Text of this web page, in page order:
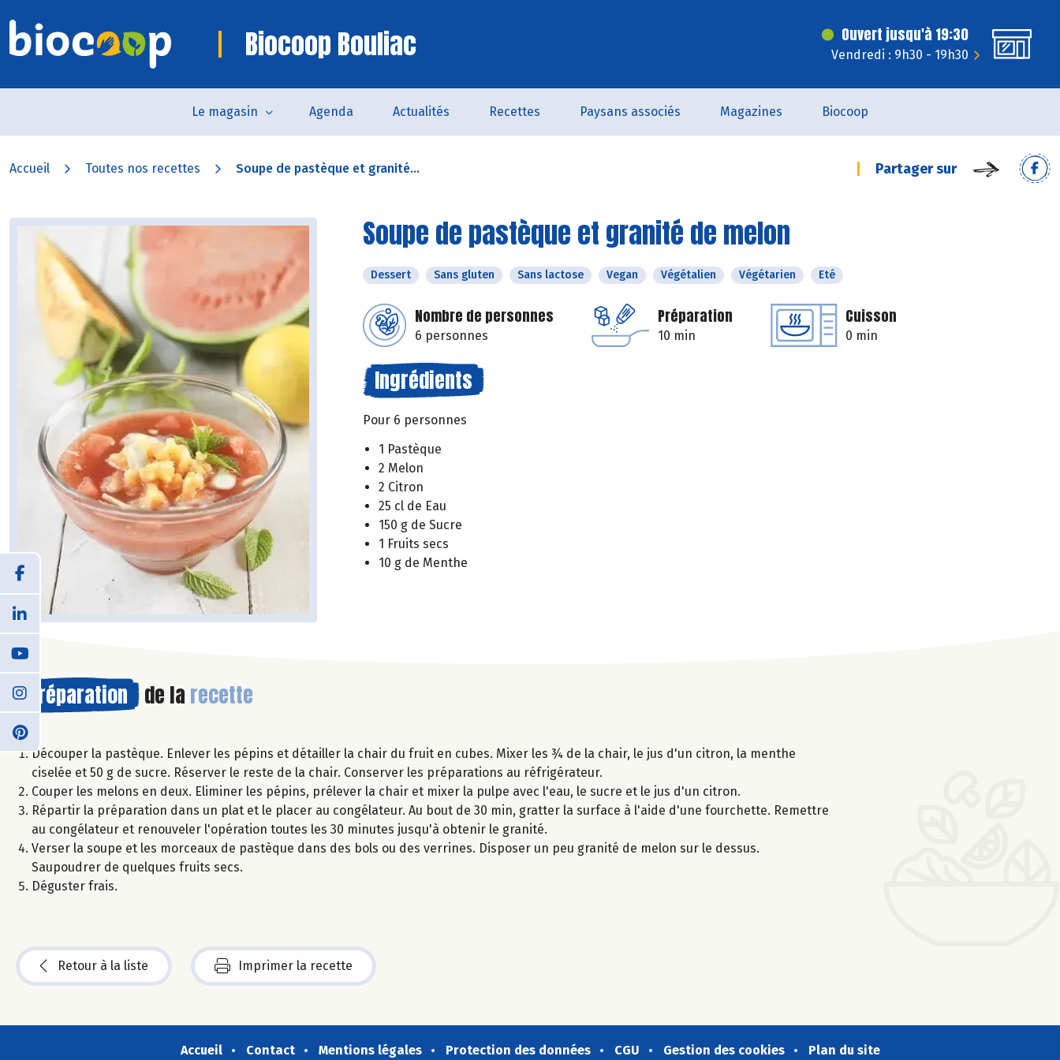
Biocoop Bouliac Ouvert jusqu'à 19:30
Vendredi : 9h30 - 19h30
Le magasin Agenda Actualités Recettes Paysans associés Magazines Biocoop
Accueil Toutes nos recettes Soupe de pastèque et granité... Partager sur
Soupe de pastèque et granité de melon
Dessert Sans gluten Sans lactose Vegan Végétalien Végétarien Eté
Nombre de personnes
6 personnes
Préparation
10 min
Cuisson
0 min
Ingrédients
Pour 6 personnes
1 Pastèque
2 Melon
2 Citron
25 cl de Eau
150 g de Sucre
1 Fruits secs
10 g de Menthe
Préparation de la recette
Découper la pastèque. Enlever les pépins et détailler la chair du fruit en cubes. Mixer les ¾ de la chair, le jus d'un citron, la menthe
ciselée et 50 g de sucre. Réserver le reste de la chair. Conserver les préparations au réfrigérateur.
Couper les melons en deux. Eliminer les pépins, prélever la chair et mixer la pulpe avec l'eau, le sucre et le jus d'un citron.
Répartir la préparation dans un plat et le placer au congélateur. Au bout de 30 min, gratter la surface à l'aide d'une fourchette. Remettre
au congélateur et renouveler l'opération toutes les 30 minutes jusqu'à obtenir le granité.
Verser la soupe et les morceaux de pastèque dans des bols ou des verrines. Disposer un peu granité de melon sur le dessus.
Saupoudrer de quelques fruits secs.
Déguster frais.
Retour à la liste Imprimer la recette
Accueil Contact Mentions légales Protection des données CGU Gestion des cookies Plan du site